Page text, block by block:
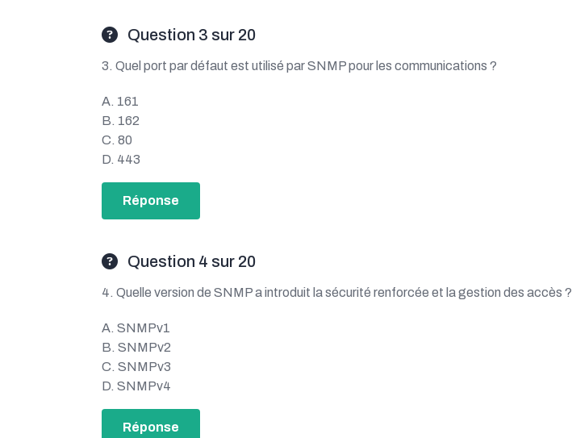
Question 3 sur 20
3. Quel port par défaut est utilisé par SNMP pour les communications ?
A. 161
B. 162
C. 80
D. 443
Réponse
Question 4 sur 20
4. Quelle version de SNMP a introduit la sécurité renforcée et la gestion des accès ?
A. SNMPv1
B. SNMPv2
C. SNMPv3
D. SNMPv4
Réponse